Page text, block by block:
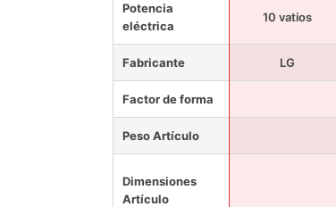
Potencia
eléctrica
10 vatios
Fabricante LG
Factor de forma
Peso Artículo
Dimensiones
Artículo